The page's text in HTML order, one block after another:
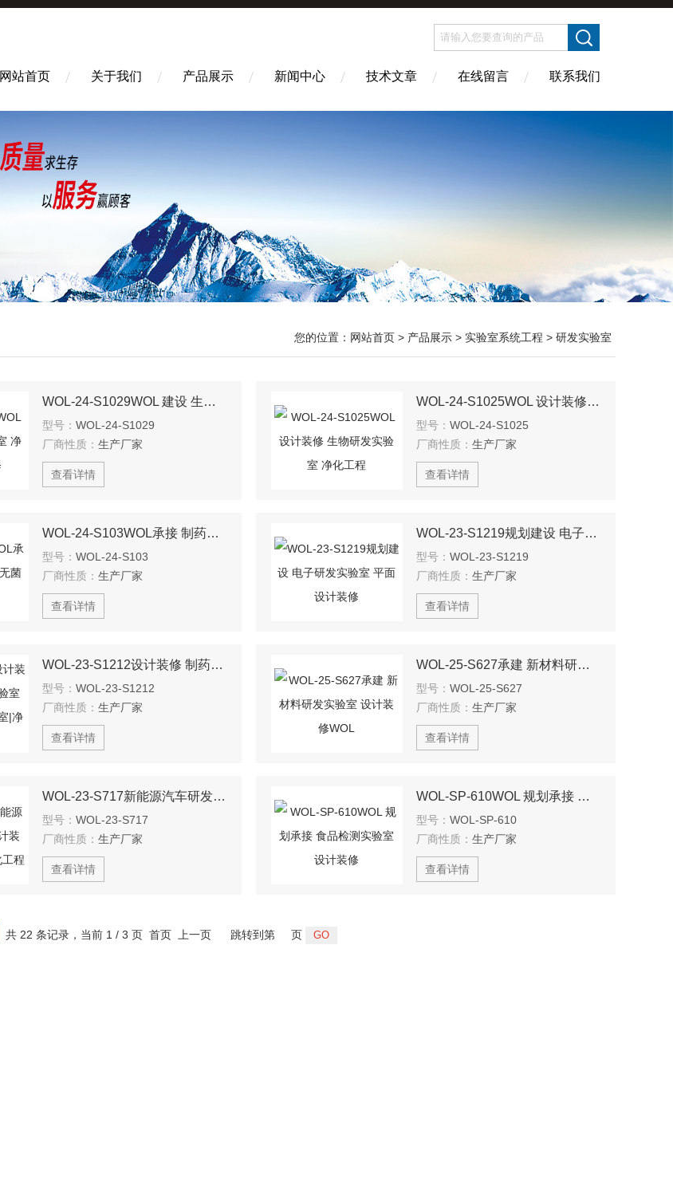
网站首页 关于我们 产品展示 新闻中心 技术文章 在线留言 联系我们
您的位置： 网站首页 > 产品展示 > 实验室系统工程 > 研发实验室
WOL-24-S1029WOL 建设 生物研发实验室 净化工程设计装修
型号： WOL-24-S1029
厂商性质： 生产厂家
查看详情
WOL-24-S1025WOL 设计装修 生物研发实验室 净化工程
型号： WOL-24-S1025
厂商性质： 生产厂家
查看详情
WOL-24-S103WOL承接 制药研发实验室 无菌室 设计装修
型号： WOL-24-S103
厂商性质： 生产厂家
查看详情
WOL-23-S1219规划建设 电子研发实验室 平面设计装修
型号： WOL-23-S1219
厂商性质： 生产厂家
查看详情
WOL-23-S1212设计装修 制药研发中心实验室 净化工程WOL 无菌室|净化工程
型号： WOL-23-S1212
厂商性质： 生产厂家
查看详情
WOL-25-S627承建 新材料研发实验室 设计装修WOL
型号： WOL-25-S627
厂商性质： 生产厂家
查看详情
WOL-23-S717新能源汽车研发实验室 设计装修 WOL 无菌室|净化工程
型号： WOL-23-S717
厂商性质： 生产厂家
查看详情
WOL-SP-610WOL 规划承接 食品检测实验室 设计装修
型号： WOL-SP-610
厂商性质： 生产厂家
查看详情
共 22 条记录，当前 1 / 3 页 首页 上一页 跳转到第 页